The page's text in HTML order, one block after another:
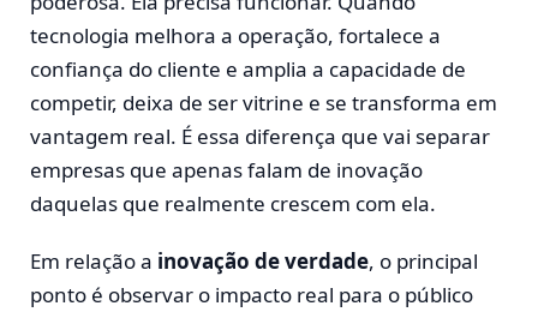
tecnologia melhora a operação, fortalece a
confiança do cliente e amplia a capacidade de
competir, deixa de ser vitrine e se transforma em
vantagem real. É essa diferença que vai separar
empresas que apenas falam de inovação
daquelas que realmente crescem com ela.
Em relação a inovação de verdade, o principal
ponto é observar o impacto real para o público